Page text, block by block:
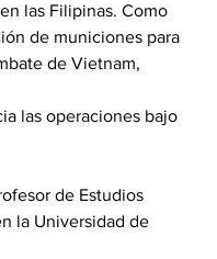
las Filipinas. Como
de municiones para
de Vietnam,
las operaciones bajo
de Estudios
la Universidad de